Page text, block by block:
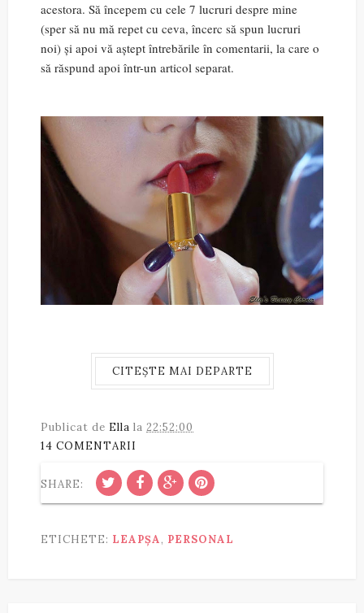
acestora. Să începem cu cele 7 lucruri despre mine
(sper să nu mă repet cu ceva, încerc să spun lucruri
noi) și apoi vă aștept întrebările în comentarii, la care o
să răspund apoi într-un articol separat.
CITEȘTE MAI DEPARTE
Publicat de Ella la 22:52:00
14 COMENTARII
SHARE:
ETICHETE: LEAPȘA, PERSONAL